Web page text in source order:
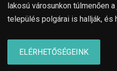
lakosú városunkon túlmenően
település polgárai is hallják, és
ELÉRHETŐSÉGEINK